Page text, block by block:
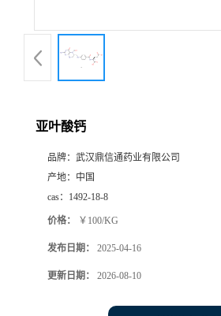
产
亚叶酸钙
品牌： 武汉鼎信通药业有限公司
产地： 中国
cas： 1492-18-8
价格： ￥100/KG
发布日期： 2025-04-16
更新日期： 2026-08-10